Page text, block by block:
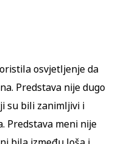
osvjetljenje da
Predstava nije dugo
su bili zanimljivi i
Predstava meni nije